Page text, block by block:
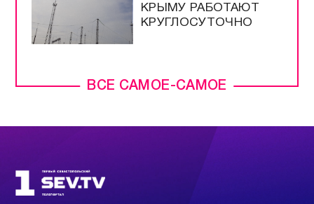
ВСЕ САМОЕ-САМОЕ
КРЫМУ РАБОТАЮТ
КРУГЛОСУТОЧНО